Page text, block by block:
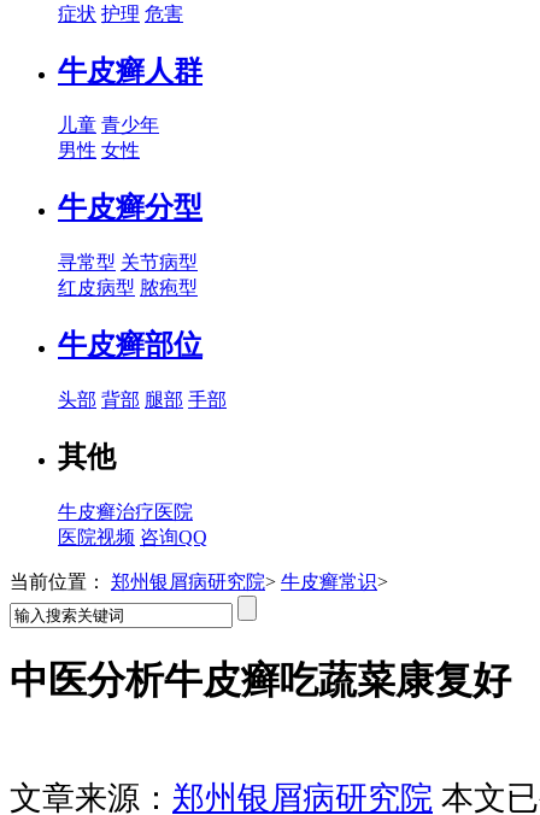
症状 护理 危害
牛皮癣人群
儿童 青少年
男性 女性
牛皮癣分型
寻常型 关节病型
红皮病型 脓疱型
牛皮癣部位
头部 背部 腿部 手部
其他
牛皮癣治疗医院
医院视频 咨询QQ
当前位置： 郑州银屑病研究院> 牛皮癣常识>
中医分析牛皮癣吃蔬菜康复好
文章来源： 郑州银屑病研究院 本文